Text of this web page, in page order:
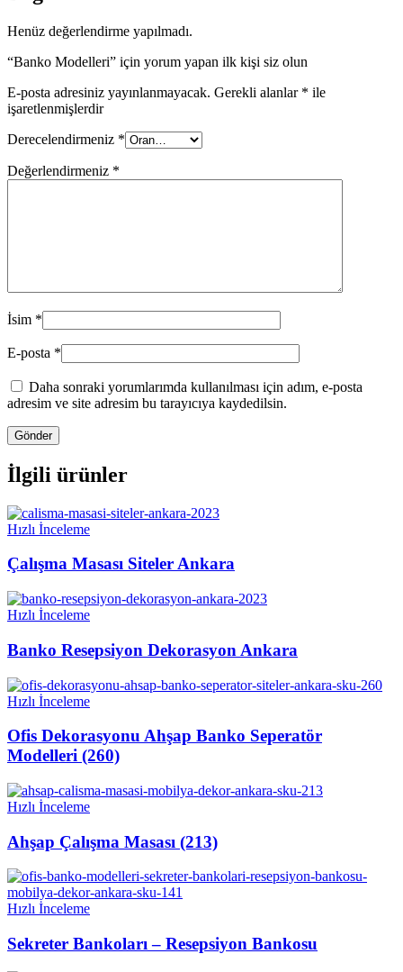
Henüz değerlendirme yapılmadı.
“Banko Modelleri” için yorum yapan ilk kişi siz olun
E-posta adresiniz yayınlanmayacak. Gerekli alanlar * ile
işaretlenmişlerdir
Derecelendirmeniz *
Değerlendirmeniz *
İsim *
E-posta *
Daha sonraki yorumlarımda kullanılması için adım, e-posta
adresim ve site adresim bu tarayıcıya kaydedilsin.
İlgili ürünler
Hızlı İnceleme
Çalışma Masası Siteler Ankara
Hızlı İnceleme
Banko Resepsiyon Dekorasyon Ankara
Hızlı İnceleme
Ofis Dekorasyonu Ahşap Banko Seperatör
Modelleri (260)
Hızlı İnceleme
Ahşap Çalışma Masası (213)
Hızlı İnceleme
Sekreter Bankoları – Resepsiyon Bankosu